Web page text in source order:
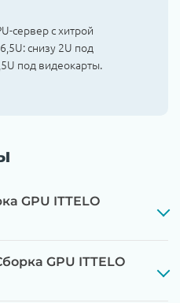
сервер с хитрой
снизу 2U под
под видеокарты.
GPU ITTELO
GPU ITTELO